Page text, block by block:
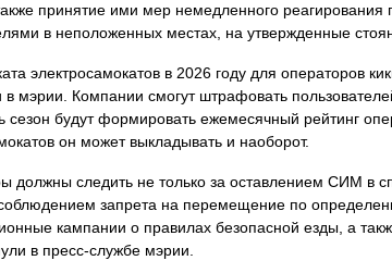
принятие ими мер немедленного
в неположенных местах, на утвержденные
электросамокатов в 2026 году для операторов
мэрии. Компании смогут штрафовать
сезон будут формировать ежемесячный рейтинг
он может выкладывать и наоборот.
должны следить не только за оставлением СИМ в
запрета на перемещение по
кампании о правилах безопасной езды, а
в пресс-службе мэрии.